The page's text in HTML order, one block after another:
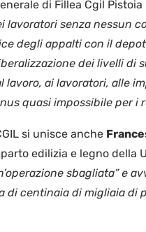
di Fillea Cgil Pistoia
lavoratori senza nessun
degli appalti con il
dei livelli di
lavoro, ai lavoratori, alle
quasi impossibile per i
si unisce anche
edilizia e legno della
sbagliata” e
di centinaia di migliaia di